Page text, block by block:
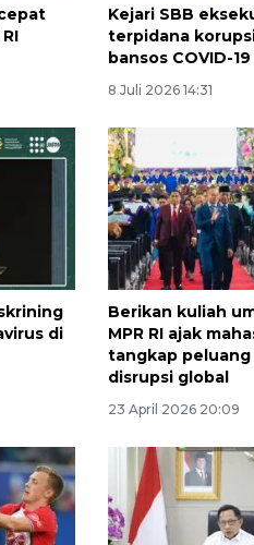
Kejari SBB
terpidana
bansos COVID-19
8 Juli 2026 14:31
di
Berikan kuliah
MPR RI ajak
tangkap
disrupsi global
23 April 2026 20:09